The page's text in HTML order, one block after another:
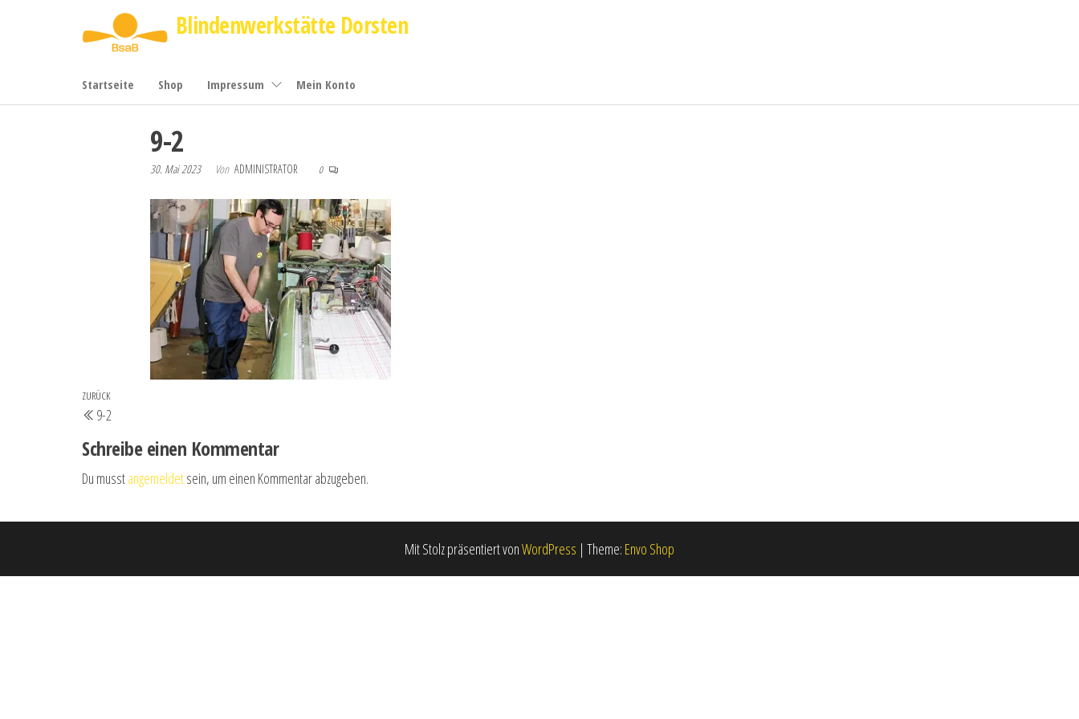
Blindenwerkstätte Dorsten
Startseite Shop Impressum Mein Konto
9-2
30. Mai 2023 Von ADMINISTRATOR 0
Beitrags-
Navigation
Vorheriger
Beitrag
ZURÜCK
9-2
Schreibe einen Kommentar
Du musstangemeldetsein, um einen Kommentar abzugeben.
Mit Stolz präsentiert vonWordPress | Theme: Envo Shop